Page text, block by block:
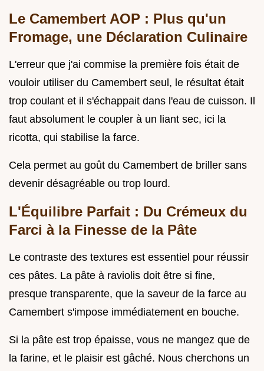
Le Camembert AOP : Plus qu'un
Fromage, une Déclaration Culinaire
L'erreur que j'ai commise la première fois était de
vouloir utiliser du Camembert seul, le résultat était
trop coulant et il s'échappait dans l'eau de cuisson. Il
faut absolument le coupler à un liant sec, ici la
ricotta, qui stabilise la farce.
Cela permet au goût du Camembert de briller sans
devenir désagréable ou trop lourd.
L'Équilibre Parfait : Du Crémeux du
Farci à la Finesse de la Pâte
Le contraste des textures est essentiel pour réussir
ces pâtes. La pâte à raviolis doit être si fine,
presque transparente, que la saveur de la farce au
Camembert s'impose immédiatement en bouche.
Si la pâte est trop épaisse, vous ne mangez que de
la farine, et le plaisir est gâché. Nous cherchons un